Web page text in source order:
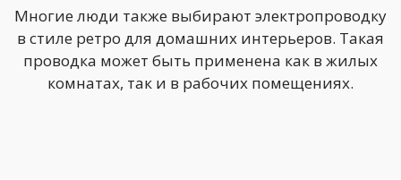
Многие люди также выбирают электропроводку
в стиле ретро для домашних интерьеров. Такая
проводка может быть применена как в жилых
комнатах, так и в рабочих помещениях.